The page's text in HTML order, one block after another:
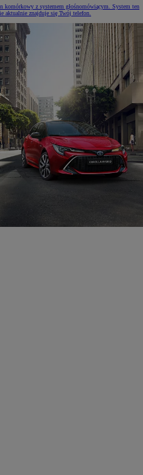
komórkowy z systemem głośnomówiącym. System ten
aktualnie znajduje się Twój telefon.